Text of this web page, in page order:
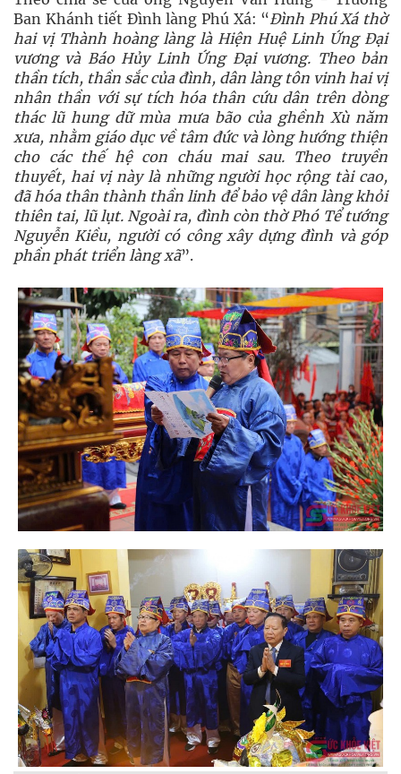
Ban Khánh tiết Đình làng Phú Xá: “Đình Phú Xá thờ
hai vị Thành hoàng làng là Hiện Huệ Linh Ứng Đại
vương và BáoHủyLinh Ứng Đại vương. Theo bản
thần tích, thần sắc của đình, dân làng tôn vinh hai vị
nhân thần với sự tích hóa thân cứu dân trên dòng
thác lũ hung dữ mùa mưa bão của ghềnh Xù năm
xưa, nhằm giáo dục về tâm đức và lòng hướng thiện
cho các thế hệ con cháu mai sau. Theo truyền
thuyết, hai vị này là những người học rộng tài cao,
đã hóa thân thành thần linh để bảo vệ dân làng khỏi
thiên tai, lũ lụt. Ngoài ra, đình còn thờ Phó Tể tướng
Nguyễn Kiều, người có công xây dựng đình và góp
phần phát triển làng xã”.